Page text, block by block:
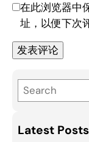
在此浏览器中
址，以便下次
e
rLatest Posts